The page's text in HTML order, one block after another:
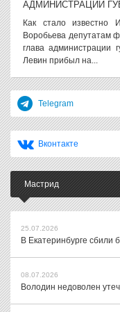
АДМИНИСТРАЦИИ
Как стало известно
Воробьева депутатам
глава администрации
Левин прибыл на...
Telegram
Вконтакте
Мастрид
25.07.2026
В Екатеринбурге сбили
08.07.2026
Володин недоволен